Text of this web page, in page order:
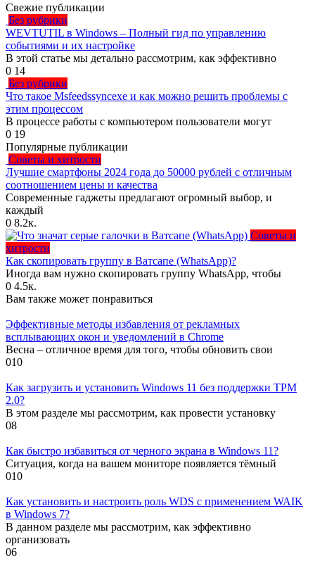
Свежие публикации
Без рубрики
WEVTUTIL в Windows – Полный гид по управлению
событиями и их настройке
В этой статье мы детально рассмотрим, как эффективно
0 14
Без рубрики
Что такое Msfeedssyncexe и как можно решить проблемы с
этим процессом
В процессе работы с компьютером пользователи могут
0 19
Популярные публикации
Советы и хитрости
Лучшие смартфоны 2024 года до 50000 рублей с отличным
соотношением цены и качества
Современные гаджеты предлагают огромный выбор, и
каждый
0 8.2к.
Советы и
хитрости
Как скопировать группу в Ватсапе (WhatsApp)?
Иногда вам нужно скопировать группу WhatsApp, чтобы
0 4.5к.
Вам также может понравиться
Эффективные методы избавления от рекламных
всплывающих окон и уведомлений в Chrome
Весна – отличное время для того, чтобы обновить свои
010
Как загрузить и установить Windows 11 без поддержки TPM
2.0?
В этом разделе мы рассмотрим, как провести установку
08
Как быстро избавиться от черного экрана в Windows 11?
Ситуация, когда на вашем мониторе появляется тёмный
010
Как установить и настроить роль WDS с применением WAIK
в Windows 7?
В данном разделе мы рассмотрим, как эффективно
организовать
06